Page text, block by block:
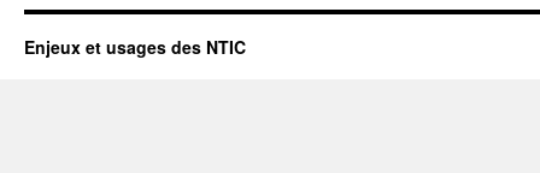
Enjeux et usages des NTIC